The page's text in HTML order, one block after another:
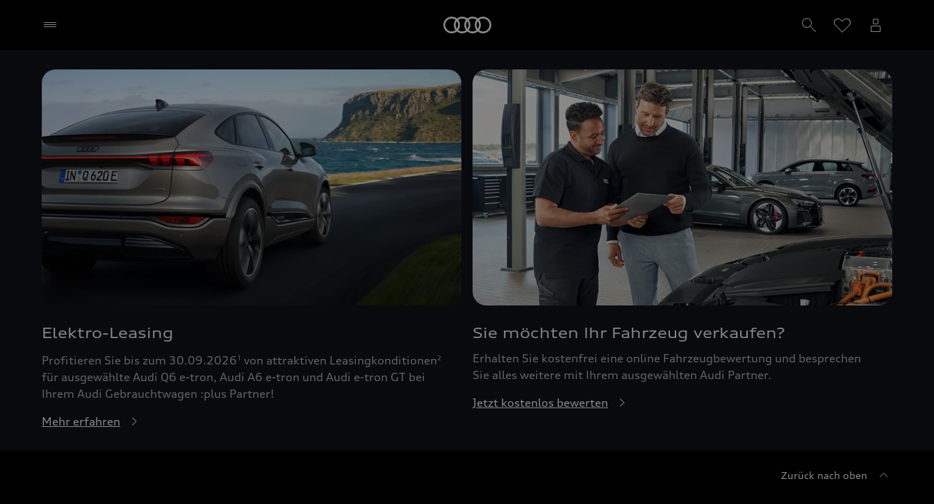
Elektro-Leasing
Profitieren Sie bis zum 30.09.20261 von attraktiven Leasingkonditionen2
für ausgewählte Audi Q6 e-tron, Audi A6 e-tron und Audi e-tron GT bei
Ihrem Audi Gebrauchtwagen :plus Partner!
Mehr erfahren
Sie möchten Ihr Fahrzeug verkaufen?
Erhalten Sie kostenfrei eine online Fahrzeugbewertung und besprechen
Sie alles weitere mit Ihrem ausgewählten Audi Partner.
Jetzt kostenlos bewerten
Zurück nach oben